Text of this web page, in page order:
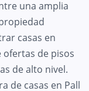
una amplia
casas en
de pisos
de alto nivel.
de casas en Pall